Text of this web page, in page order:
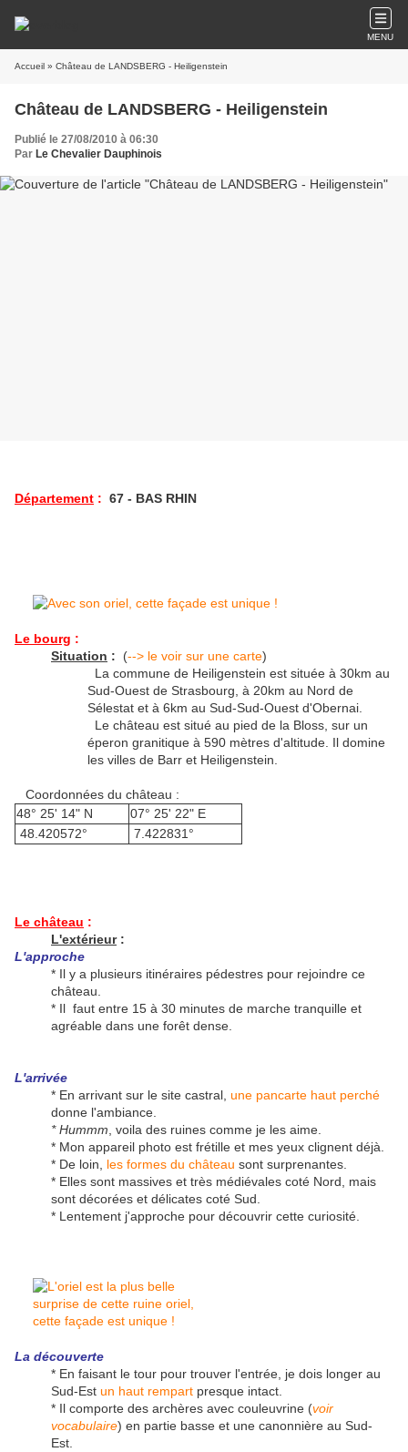
MENU
Accueil » Château de LANDSBERG - Heiligenstein
Château de LANDSBERG - Heiligenstein
Publié le 27/08/2010 à 06:30
Par Le Chevalier Dauphinois
Département : 67 - BAS RHIN
Le bourg :
Situation : (--> le voir sur une carte)
La commune de Heiligenstein est située à 30km au
Sud-Ouest de Strasbourg, à 20km au Nord de
Sélestat et à 6km au Sud-Sud-Ouest d'Obernai.
Le château est situé au pied de la Bloss, sur un
éperon granitique à 590 mètres d'altitude. Il domine
les villes de Barr et Heiligenstein.
Coordonnées du château :
48° 25' 14" N
07° 25' 22" E
48.420572°
7.422831°
Le château :
L'extérieur:
L'approche
* Il y a plusieurs itinéraires pédestres pour rejoindre ce
château.
* Il faut entre 15 à 30 minutes de marche tranquille et
agréable dans une forêt dense.
L'arrivée
* En arrivant sur le site castral, une pancarte haut perché
donne l'ambiance.
* Hummm , voila des ruines comme je les aime.
* Mon appareil photo est frétille et mes yeux clignent déjà.
* De loin, les formes du château sont surprenantes.
* Elles sont massives et très médiévales coté Nord, mais
sont décorées et délicates coté Sud.
* Lentement j'approche pour découvrir cette curiosité.
La découverte
* En faisant le tour pour trouver l'entrée, je dois longer au
Sud-Est un haut rempart presque intact.
* Il comporte des archères avec couleuvrine (voir
vocabulaire) en partie basse et une canonnière au Sud-
Est.